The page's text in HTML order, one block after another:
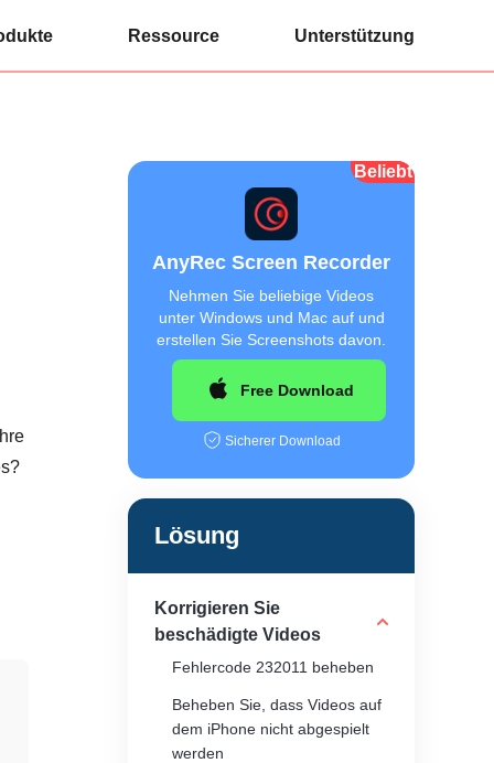
Ressource Unterstützung
Beliebt
AnyRec Screen Recorder
Nehmen Sie beliebige Videos
unter Windows und Mac auf und
erstellen Sie Screenshots davon.
Free Download
Sicherer Download
Lösung
Korrigieren Sie
beschädigte Videos
Fehlercode 232011 beheben
Beheben Sie, dass Videos auf
dem iPhone nicht abgespielt
werden